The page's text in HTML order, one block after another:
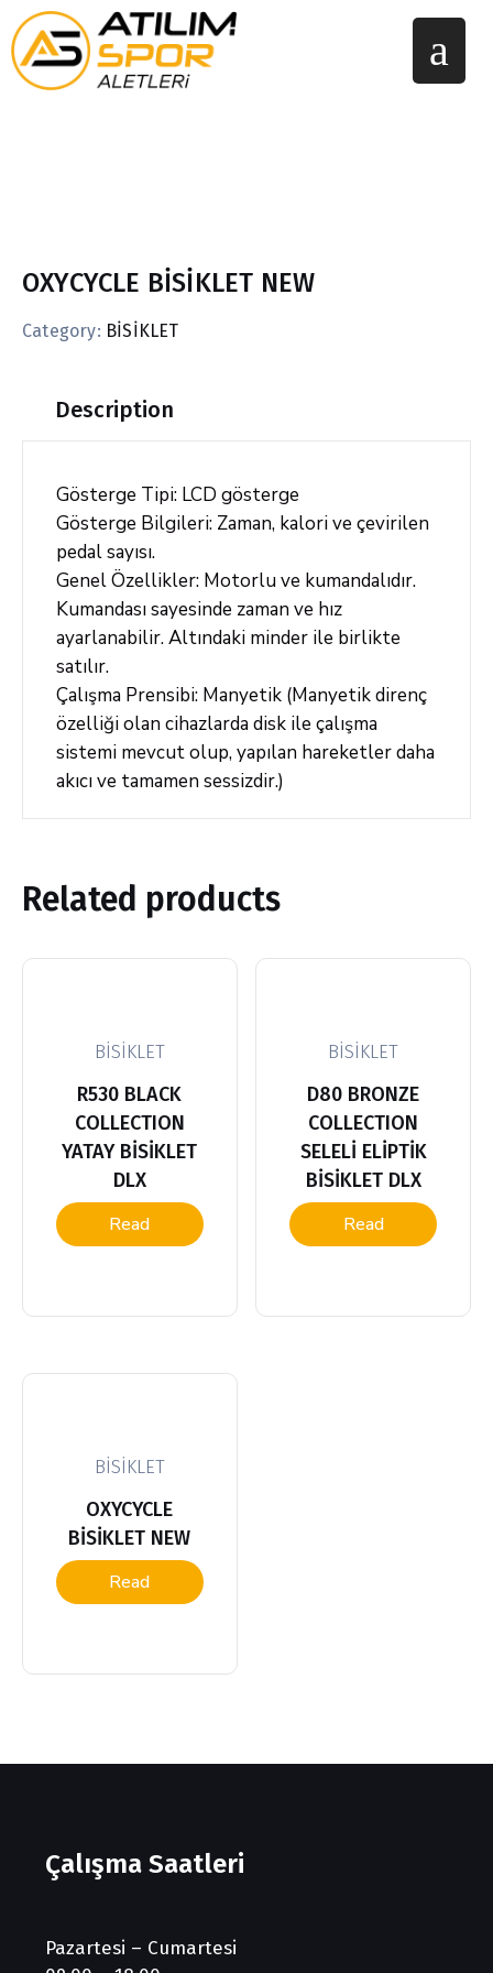
OXYCYCLE BİSİKLET NEW
Category: BİSİKLET
Description
Gösterge Tipi: LCD gösterge
Gösterge Bilgileri: Zaman, kalori ve çevirilen
pedal sayısı.
Genel Özellikler: Motorlu ve kumandalıdır.
Kumandası sayesinde zaman ve hız
ayarlanabilir. Altındaki minder ile birlikte
satılır.
Çalışma Prensibi: Manyetik (Manyetik direnç
özelliği olan cihazlarda disk ile çalışma
sistemi mevcut olup, yapılan hareketler daha
akıcı ve tamamen sessizdir.)
Related products
BİSİKLET
R530 BLACK
COLLECTION
YATAY BİSİKLET
DLX
Read
BİSİKLET
D80 BRONZE
COLLECTION
SELELİ ELİPTİK
BİSİKLET DLX
Read
BİSİKLET
OXYCYCLE
BİSİKLET NEW
Read
Çalışma Saatleri
Pazartesi – Cumartesi